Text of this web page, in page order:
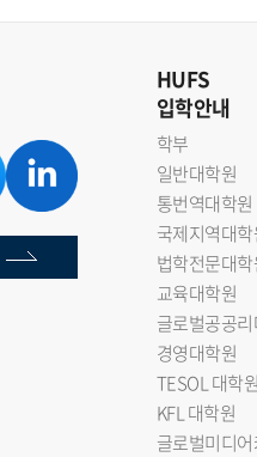
HUFS
입학안내
학부
일반대학원
통번역대학원
국제지역대학
법학전문대학
교육대학원
글로벌공공
경영대학원
TESOL 대학원
KFL 대학원
글로벌미디